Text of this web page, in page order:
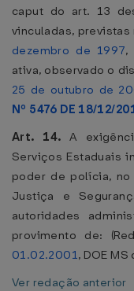
caput do art. 13
vinculadas, previstas
dezembro de 1997,
ativa, observado o
25 de outubro de
Nº 5476 DE 18/12/
Art. 14. A
Serviços Estaduais
poder de polícia,
Justiça e
autoridades
provimento de:
01.02.2001, DOE
Ver redação anterior